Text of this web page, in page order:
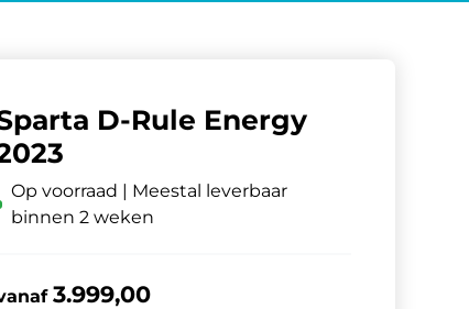
D-Rule Energy
Op voorraad | Meestal leverbaar
binnen 2 weken
3.999,00